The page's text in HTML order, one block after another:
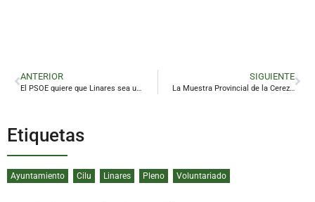
ANTERIOR
El PSOE quiere que Linares sea una «zona libre de LGTBIfobia»
SIGUIENTE
La Muestra Provincial de la Cereza hará escala en Linares en su décima edición
Etiquetas
Ayuntamiento Cilu Linares Pleno Voluntariado